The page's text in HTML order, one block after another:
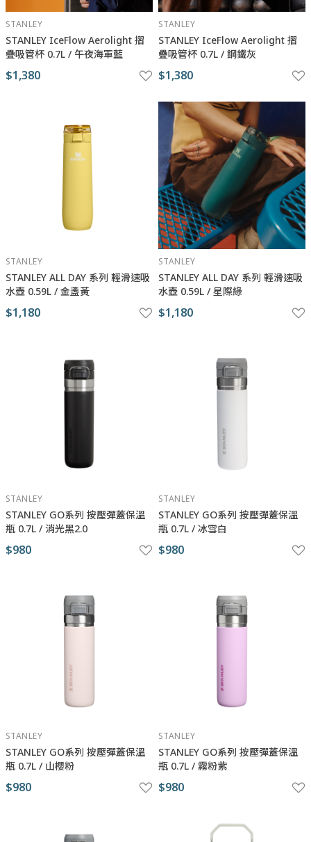
STANLEY
STANLEY IceFlow Aerolight 摺
疊吸管杯 0.7L / 午夜海軍藍
$1,380
STANLEY
STANLEY IceFlow Aerolight 摺
疊吸管杯 0.7L / 鋼鐵灰
$1,380
STANLEY
STANLEY ​​​ALL DAY 系列 輕滑速吸
水壺 0.59L / 金盞黃
$1,180
STANLEY
STANLEY ​​​ALL DAY 系列 輕滑速吸
水壺 0.59L / 星際綠
$1,180
STANLEY
STANLEY GO系列 按壓彈蓋保溫
瓶 0.7L / 消光黑2.0
$980
STANLEY
STANLEY GO系列 按壓彈蓋保溫
瓶 0.7L / 冰雪白
$980
STANLEY
STANLEY GO系列 按壓彈蓋保溫
瓶 0.7L / 山櫻粉
$980
STANLEY
STANLEY GO系列 按壓彈蓋保溫
瓶 0.7L / 霧粉紫
$980